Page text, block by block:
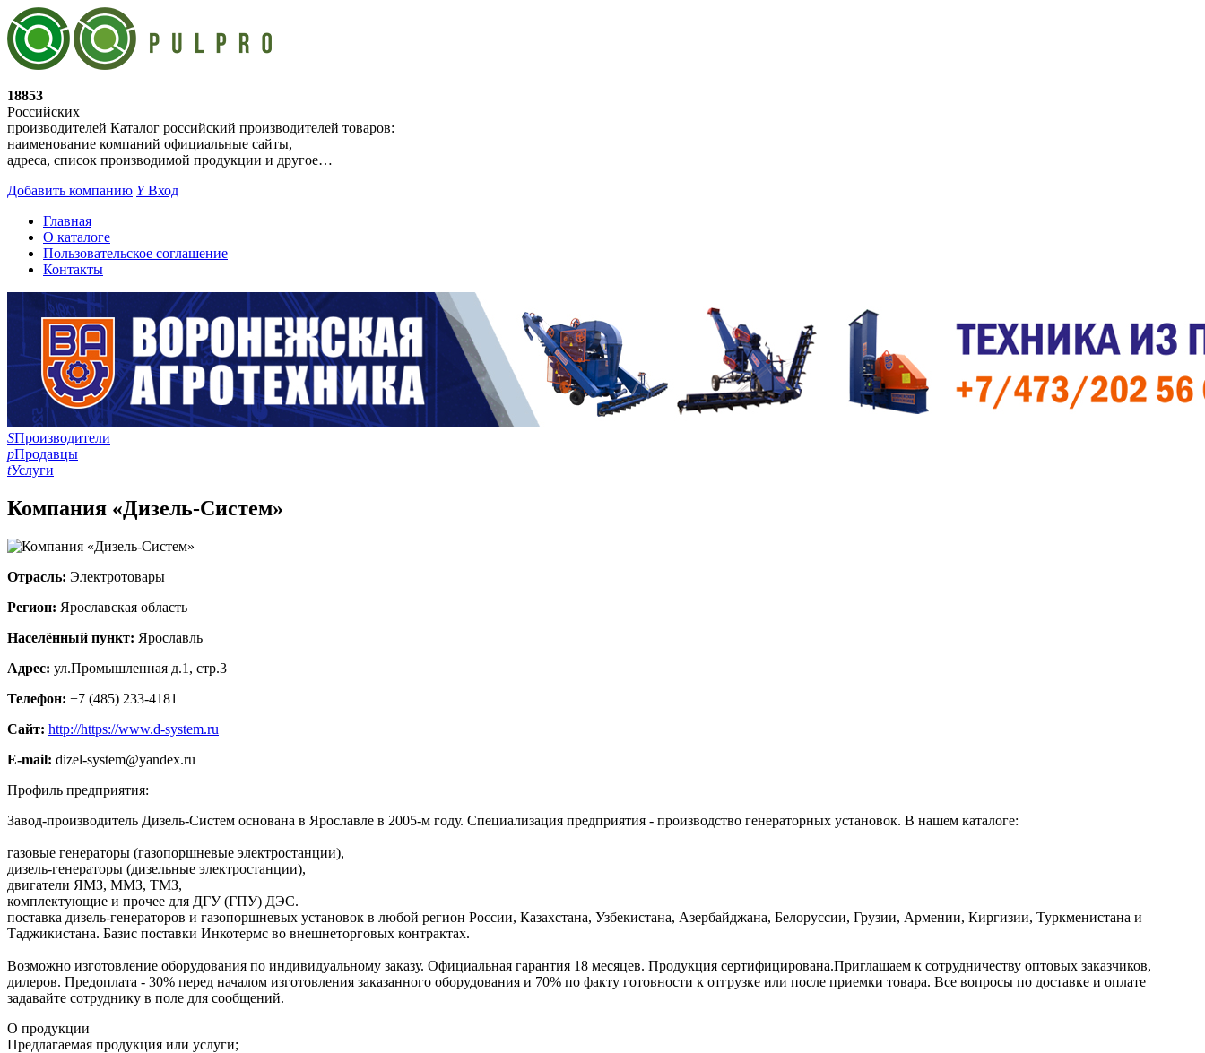
18853
Российских
производителей Каталог российский производителей товаров:
наименование компаний официальные сайты,
адреса, список производимой продукции и другое…
Добавить компанию YВход
Главная
О каталоге
Пользовательское соглашение
Контакты
SПроизводители
pПродавцы
tУслуги
Компания «Дизель-Систем»
Отрасль: Электротовары
Регион: Ярославская область
Населённый пункт: Ярославль
Адрес: ул.Промышленная д.1, стр.3
Телефон: +7 (485) 233-4181
Сайт: http://https://www.d-system.ru
E-mail: dizel-system@yandex.ru
Профиль предприятия:
Завод-производитель Дизель-Систем основана в Ярославле в 2005-м году. Специализация предприятия - производство генераторных установок. В нашем каталоге:
газовые генераторы (газопоршневые электростанции),
дизель-генераторы (дизельные электростанции),
двигатели ЯМЗ, ММЗ, ТМЗ,
комплектующие и прочее для ДГУ (ГПУ) ДЭС.
поставка дизель-генераторов и газопоршневых установок в любой регион России, Казахстана, Узбекистана, Азербайджана, Белоруссии, Грузии, Армении, Киргизии, Туркменистана и
Таджикистана. Базис поставки Инкотермс во внешнеторговых контрактах.
Возможно изготовление оборудования по индивидуальному заказу. Официальная гарантия 18 месяцев. Продукция сертифицирована.Приглашаем к сотрудничеству оптовых заказчиков,
дилеров. Предоплата - 30% перед началом изготовления заказанного оборудования и 70% по факту готовности к отгрузке или после приемки товара. Все вопросы по доставке и оплате
задавайте сотруднику в поле для сообщений.
О продукции
Предлагаемая продукция или услуги;